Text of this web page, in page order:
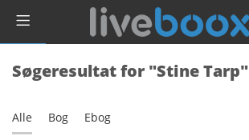
Søgeresultat for "Stine Tarp"
Alle Bog Ebog